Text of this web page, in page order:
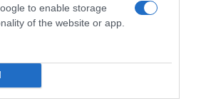
to enable storage
of the website or app.
tésztasaláta